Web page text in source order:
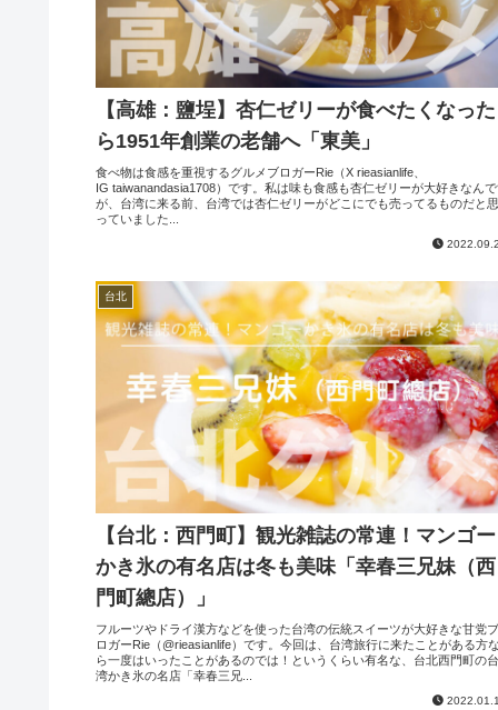
【高雄：鹽埕】杏仁ゼリーが食べたくなった
ら1951年創業の老舗へ「東美」
食べ物は食感を重視するグルメブロガーRie（X rieasianlife、
IG taiwanandasia1708）です。私は味も食感も杏仁ゼリーが大好きなん
が、台湾に来る前、台湾では杏仁ゼリーがどこにでも売ってるものだと思
っていました...
台北
【台北：西門町】観光雑誌の常連！マンゴー
かき氷の有名店は冬も美味「幸春三兄妹（西
門町總店）」
フルーツやドライ漢方などを使った台湾の伝統スイーツが大好きな甘党ブ
ロガーRie（@rieasianlife）です。今回は、台湾旅行に来たことがある方
ら一度はいったことがあるのでは！というくらい有名な、台北西門町の台
湾かき氷の名店「幸春三兄...